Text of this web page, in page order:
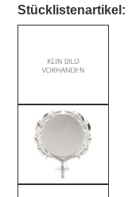
Stücklistenartikel: